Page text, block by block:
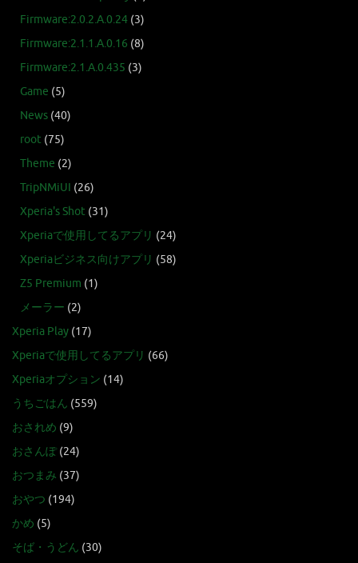
Firmware:2.0.2.A.0.24 (3)
Firmware:2.1.1.A.0.16 (8)
Firmware:2.1.A.0.435 (3)
Game (5)
News (40)
root (75)
Theme (2)
TripNMiUI (26)
Xperia's Shot (31)
Xperiaで使用してるアプリ (24)
Xperiaビジネス向けアプリ (58)
Z5 Premium (1)
メーラー (2)
Xperia Play (17)
Xperiaで使用してるアプリ (66)
Xperiaオプション (14)
うちごはん (559)
おされめ (9)
おさんぽ(24)
おつまみ (37)
おやつ (194)
かめ (5)
そば・うどん (30)